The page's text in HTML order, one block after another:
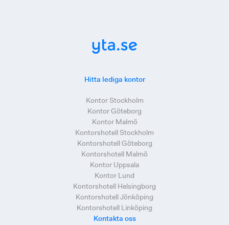
Hitta lediga kontor
Kontor Stockholm
Kontor Göteborg
Kontor Malmö
Kontorshotell Stockholm
Kontorshotell Göteborg
Kontorshotell Malmö
Kontor Uppsala
Kontor Lund
Kontorshotell Helsingborg
Kontorshotell Jönköping
Kontorshotell Linköping
Kontakta oss